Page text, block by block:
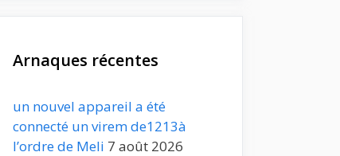
Arnaques récentes
un nouvel appareil a été
connecté un virem de1213à
l’ordre de Meli 7 août 2026